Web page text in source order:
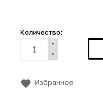
Количество:
Избранное